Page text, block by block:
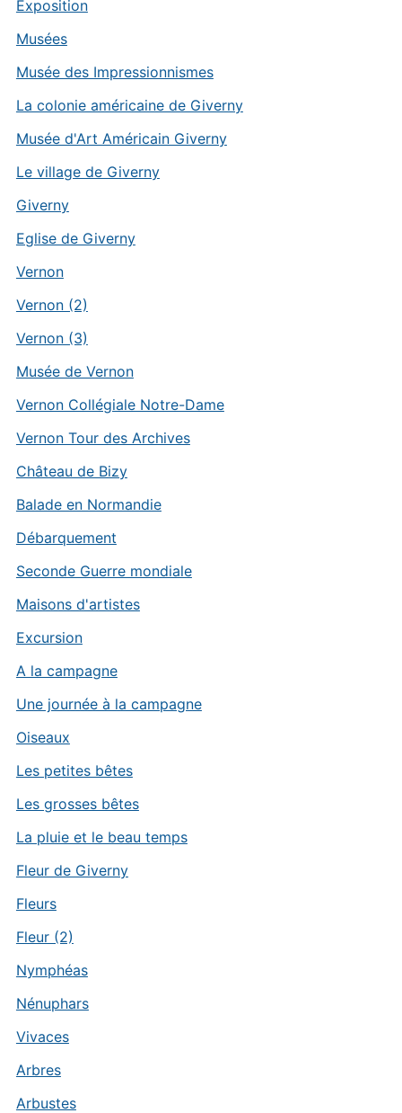
Exposition
Musées
Musée des Impressionnismes
La colonie américaine de Giverny
Musée d'Art Américain Giverny
Le village de Giverny
Giverny
Eglise de Giverny
Vernon
Vernon (2)
Vernon (3)
Musée de Vernon
Vernon Collégiale Notre-Dame
Vernon Tour des Archives
Château de Bizy
Balade en Normandie
Débarquement
Seconde Guerre mondiale
Maisons d'artistes
Excursion
A la campagne
Une journée à la campagne
Oiseaux
Les petites bêtes
Les grosses bêtes
La pluie et le beau temps
Fleur de Giverny
Fleurs
Fleur (2)
Nymphéas
Nénuphars
Vivaces
Arbres
Arbustes